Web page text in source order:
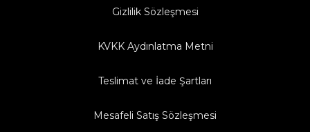
Gizlilik Sözleşmesi
KVKK Aydınlatma Metni
Teslimat ve İade Şartları
Mesafeli Satış Sözleşmesi